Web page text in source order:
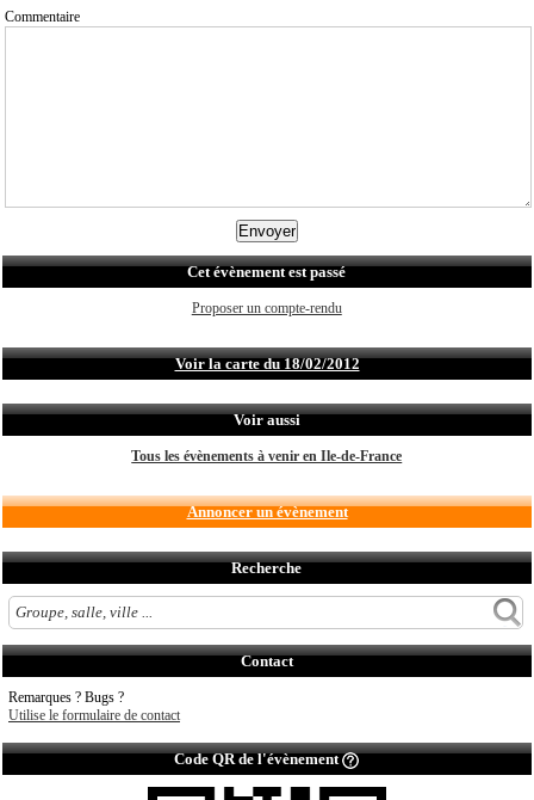
Commentaire
Cet évènement est passé
Proposer un compte-rendu
Voir la carte du 18/02/2012
Voir aussi
Tous les évènements à venir en Ile-de-France
Annoncer un évènement
Recherche
Contact
Remarques ? Bugs ?
Utilise le formulaire de contact
Code QR de l'évènement